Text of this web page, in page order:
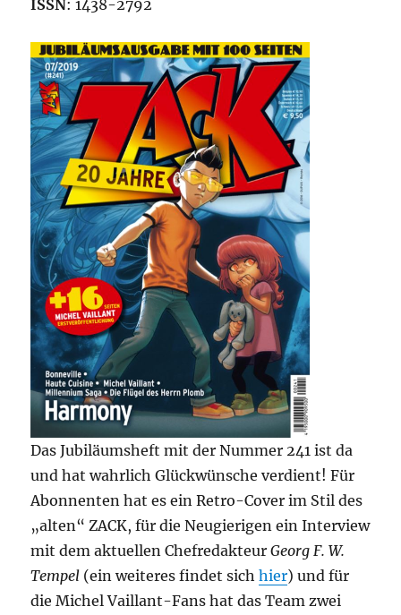
ISSN: 1438-2792
Das Jubiläumsheft mit der Nummer 241 ist da
und hat wahrlich Glückwünsche verdient! Für
Abonnenten hat es ein Retro-Cover im Stil des
„alten“ ZACK, für die Neugierigen ein Interview
mit dem aktuellen ChefredakteurGeorg F. W.
Tempel (ein weiteres findet sichhier) und für
die Michel Vaillant-Fans hat das Team zwei